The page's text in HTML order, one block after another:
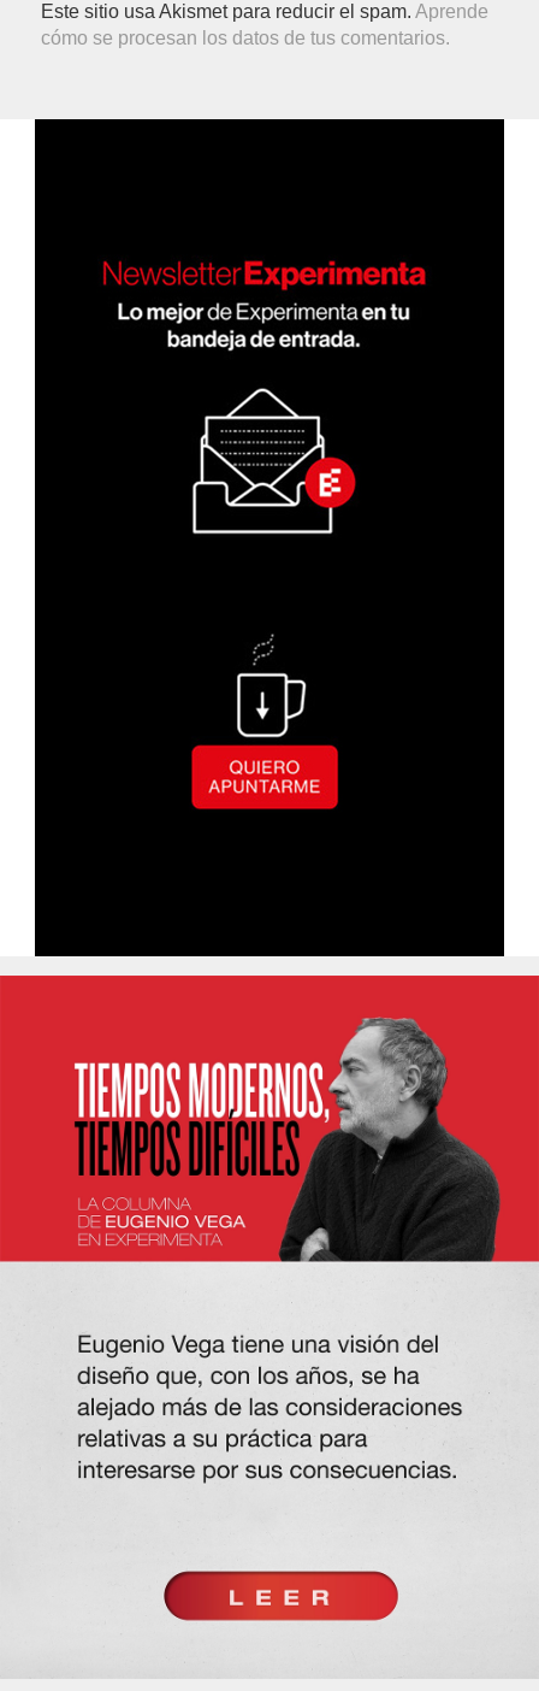
Este sitio usa Akismet para reducir el spam.Aprende
cómo se procesan los datos de tus comentarios.